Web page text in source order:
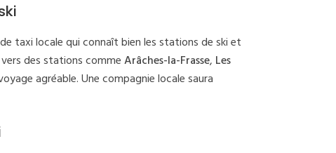
taxi locale qui connaît bien les stations de ski et
des stations commeArâches-la-Frasse, Les
agréable. Une compagnie locale saura